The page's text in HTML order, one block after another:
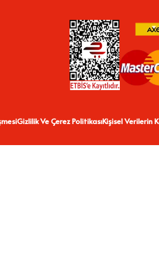
Gizlilik Ve Çerez PolitikasıKişisel Verilerin